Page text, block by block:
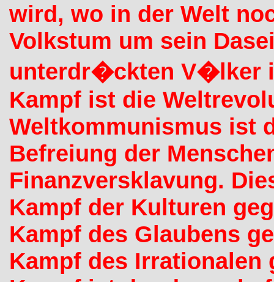
wird, wo in der Welt
Volkstum um sein
unterdr�ckten V�lker
Kampf ist die
Weltkommunismus ist
Befreiung der
Finanzversklavung.
Kampf der Kulturen
Kampf des Glaubens
Kampf des Irrationalen